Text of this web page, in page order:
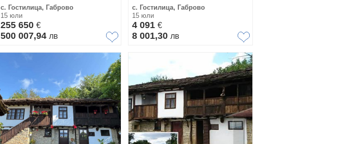
с. Гостилица, Габрово
15 юли
255 650 €
500 007,94 лв
с. Гостилица, Габрово
15 юли
4 091 €
8 001,30 лв